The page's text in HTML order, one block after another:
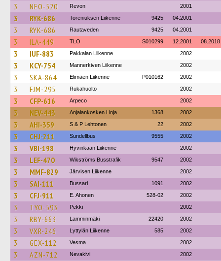
3 NEO-520 Revon 2001
3 RYK-686 Toreniuksen Liikenne 9425 04.2001
3 RYK-686 Rautaveden 9425 04.2001
3 ILA-449 TLO S010299 12.2001 08.2018
3 IUF-883 Pakkalan Liikenne 2002
3 KCY-754 Mannerkiven Liikenne 2002
3 SKA-864 Elimäen Liikenne P010162 2002
3 FJM-295 Rukahuolto 2002
3 CFP-616 Arpeco 2002
3 NEV-443 Anjalankosken Linja 1368 2002
3 AHI-359 S & P Lehtonen 22 2002
3 CHJ-211 Sundellbus 9555 2002
3 VBI-198 Hyvinkään Liikenne 2002
3 LEF-470 Wikströms Busstrafik 9547 2002
3 MMF-829 Järvisen Liikenne 2002
3 SAI-111 Bussari 1091 2002
3 CFJ-911 E. Ahonen 528-02 2002
3 TYO-593 Pekki 2002
3 RBY-663 Lamminmäki 22420 2002
3 VXR-246 Lyttylän Liikenne 585 2002
3 GEX-112 Vesma 2002
3 AZN-712 Nevakivi 2002